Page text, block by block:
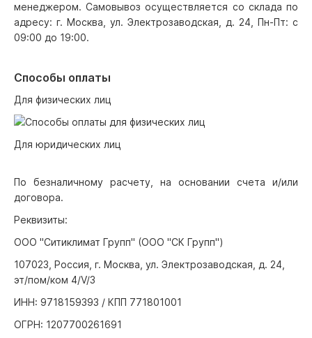
менеджером. Самовывоз осуществляется со склада по
адресу: г. Москва, ул. Электрозаводская, д. 24, Пн-Пт: с
09:00 до 19:00.
Способы оплаты
Для физических лиц
Для юридических лиц
По безналичному расчету, на основании счета и/или
договора.
Реквизиты:
ООО "Ситиклимат Групп" (ООО "СК Групп")
107023, Россия, г. Москва, ул. Электрозаводская, д. 24,
эт/пом/ком 4/V/3
ИНН: 9718159393 / КПП 771801001
ОГРН: 1207700261691